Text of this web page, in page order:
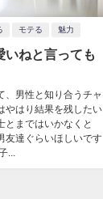
モテる 魅力
いねと言っても
、男性と知り合うチャ
やはり結果を残したい
とまではいかなくと
友達ぐらいほしいです
...